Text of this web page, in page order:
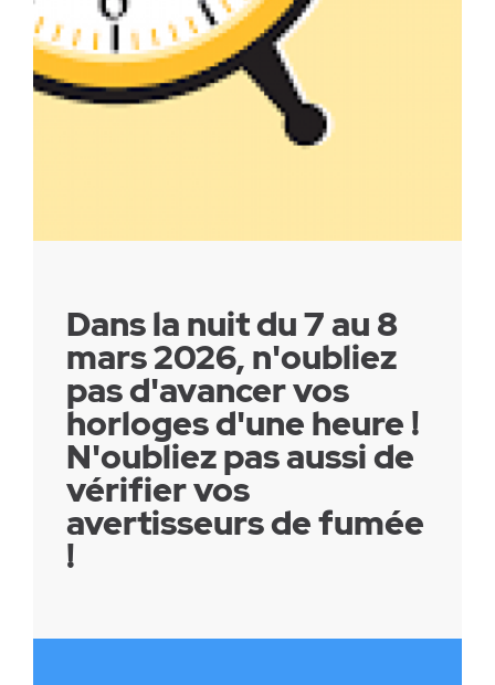
Travaux publics
Dans la nuit du 7 au 8
mars 2026, n'oubliez
pas d'avancer vos
horloges d'une heure !
N'oubliez pas aussi de
vérifier vos
avertisseurs de fumée
!